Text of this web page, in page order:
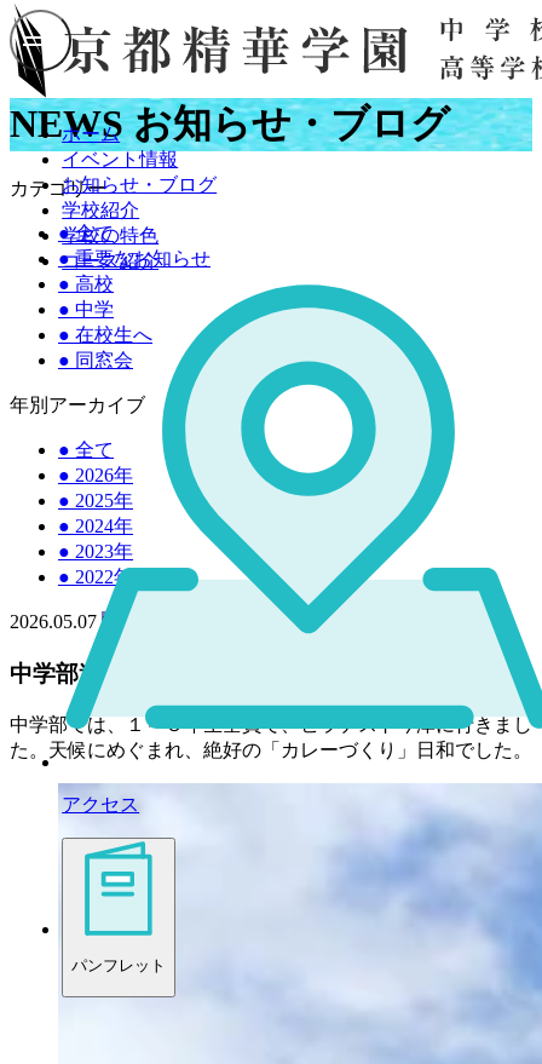
ホーム
イベント情報
お知らせ・ブログ
学校紹介
学校の特色
コース紹介
アクセス
パンフレット
NEWS お知らせ・ブログ
カテゴリー
●全て
●重要なお知らせ
● 高校
● 中学
● 在校生へ
● 同窓会
年別アーカイブ
● 全て
● 2026年
● 2025年
● 2024年
● 2023年
● 2022年
2026.05.07 中学
中学部遠足で「カレーづくり」をしました
中学部では、１～３年生全員で、ビラデスト今津に行きまし
た。天候にめぐまれ、絶好の「カレーづくり」日和でした。